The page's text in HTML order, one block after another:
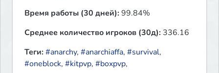
Время работы (30 дней):99.84%
Среднее количество игроков (30д): 336.16
Теги:#anarchy, #anarchiaffa, #survival,
#oneblock, #kitpvp, #boxpvp,